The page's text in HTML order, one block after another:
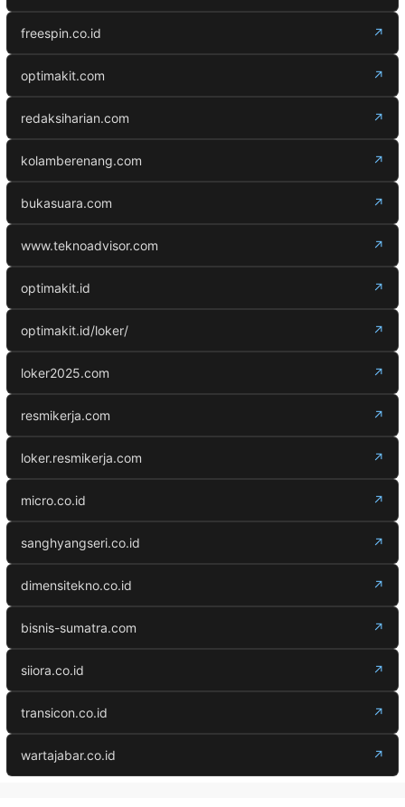
freespin.co.id ↗
optimakit.com ↗
redaksiharian.com ↗
kolamberenang.com ↗
bukasuara.com ↗
www.teknoadvisor.com ↗
optimakit.id ↗
optimakit.id/loker/ ↗
loker2025.com ↗
resmikerja.com ↗
loker.resmikerja.com ↗
micro.co.id ↗
sanghyangseri.co.id ↗
dimensitekno.co.id ↗
bisnis-sumatra.com ↗
siiora.co.id ↗
transicon.co.id ↗
wartajabar.co.id ↗